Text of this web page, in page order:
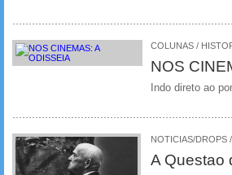
COLUNAS /
NOS
Indo direto ao
NOTICIAS/DROPS
A Questao